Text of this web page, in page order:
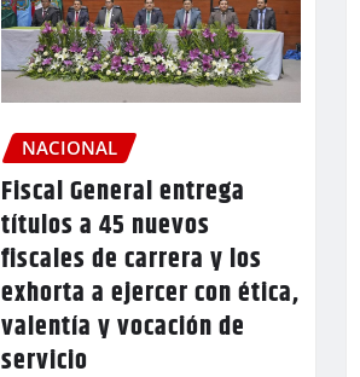
NACIONAL
Fiscal General entrega
títulos a 45 nuevos
fiscales de carrera y los
exhorta a ejercer con ética,
valentía y vocación de
servicio